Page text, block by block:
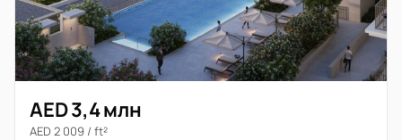
AED 3,4 млн
AED 2 009 / ft²